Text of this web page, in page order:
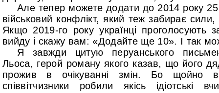
Але тепер можете додати до 2014 року 25
військовий конфлікт, який теж забирає сили,
Якщо 2019-го року українці проголосують
вийду і скажу вам: «Додайте ще 10». І так
Я завжди цитую перуанського
Льоса, герой роману якого казав, що його
прожив в очікуванні змін. Бо щойно
співвітчизники робили якісь ідіотські